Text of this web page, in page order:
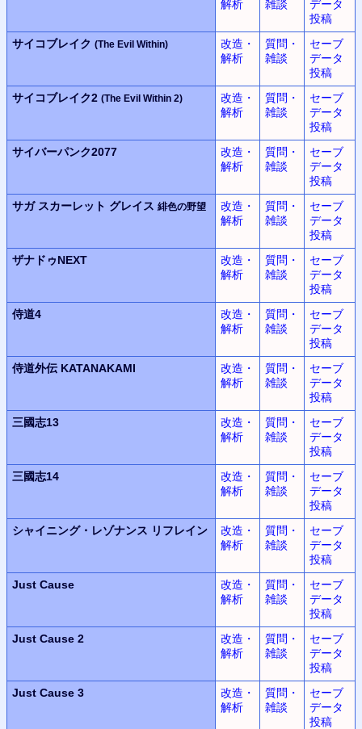
解析
雑談
データ
投稿
サイコブレイク (The Evil Within)
改造・
解析
質問・
雑談
セーブ
データ
投稿
サイコブレイク2 (The Evil Within 2)
改造・
解析
質問・
雑談
セーブ
データ
投稿
サイバーパンク2077
改造・
解析
質問・
雑談
セーブ
データ
投稿
サガ スカーレット グレイス 緋色の野望
改造・
解析
質問・
雑談
セーブ
データ
投稿
ザナドゥNEXT
改造・
解析
質問・
雑談
セーブ
データ
投稿
侍道4
改造・
解析
質問・
雑談
セーブ
データ
投稿
侍道外伝 KATANAKAMI
改造・
解析
質問・
雑談
セーブ
データ
投稿
三國志13
改造・
解析
質問・
雑談
セーブ
データ
投稿
三國志14
改造・
解析
質問・
雑談
セーブ
データ
投稿
シャイニング・レゾナンス リフレイン
改造・
解析
質問・
雑談
セーブ
データ
投稿
Just Cause
改造・
解析
質問・
雑談
セーブ
データ
投稿
Just Cause 2
改造・
解析
質問・
雑談
セーブ
データ
投稿
Just Cause 3
改造・
解析
質問・
雑談
セーブ
データ
投稿